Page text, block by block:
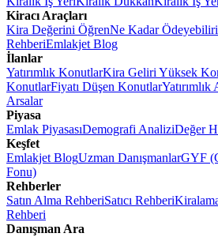
Kiracı Araçları
Kira Değerini ÖğrenNe Kadar
RehberiEmlakjet Blog
İlanlar
Yatırımlık KonutlarKira Geliri Yüksek
KonutlarFiyatı Düşen KonutlarYatırımlık
Arsalar
Piyasa
Emlak PiyasasıDemografi AnaliziDeğer
Keşfet
Emlakjet BlogUzman DanışmanlarGYF
Fonu)
Rehberler
Satın Alma RehberiSatıcı Rehberi
Rehberi
Danışman Ara